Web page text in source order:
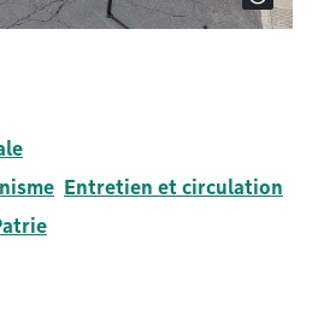
Entretien et circulation